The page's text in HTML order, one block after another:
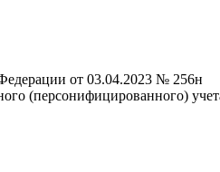
от 03.04.2023 № 256н
(персонифицированного)